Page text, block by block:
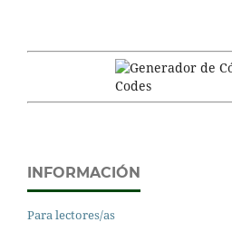
INFORMACIÓN
Para lectores/as